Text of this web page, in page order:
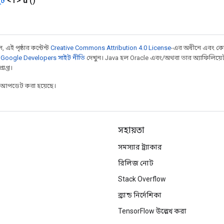
এই পৃষ্ঠার কন্টেন্ট Creative Commons Attribution 4.0 License-এর অধীনে এবং
Google Developers সাইট নীতি দেখুন। Java হল Oracle এবং/অথবা তার অ্যাফিলিয়েট
আপডেট করা হয়েছে।
সহায়তা
সমস্যার ট্র্যাকার
রিলিজ নোট
Stack Overflow
ব্র্যান্ড নির্দেশিকা
TensorFlow উল্লেখ করা